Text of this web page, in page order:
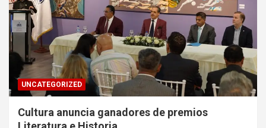
UNCATEGORIZED
Cultura anuncia ganadores de premios